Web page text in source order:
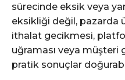
sürecinde eksik veya
eksikliği değil, pazarda
ithalat gecikmesi,
uğraması veya müşteri
pratik sonuçlar